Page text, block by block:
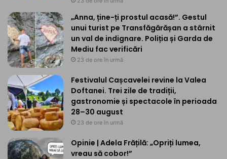
„Anna, ține-ți prostul acasă!”. Gestul
unui turist pe Transfăgărășan a stârnit
un val de indignare. Poliția și Garda de
Mediu fac verificări
23 de ore în urmă
Festivalul Cașcavelei revine la Valea
Doftanei. Trei zile de tradiții,
gastronomie și spectacole în perioada
28–30 august
23 de ore în urmă
Opinie | Adela Frățilă: „Opriți lumea,
vreau să cobor!”